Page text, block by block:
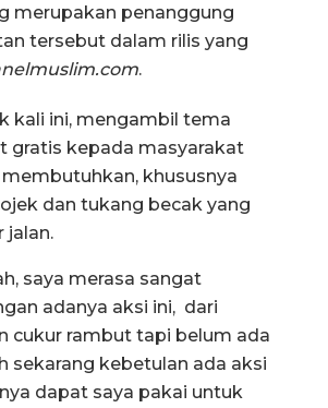
merupakan penanggung
tersebut dalam rilis yang
.
kali ini, mengambil tema
gratis kepada masyarakat
khususnya
dan tukang becak yang
jalan.
saya merasa sangat
adanya aksi ini, dari
cukur rambut tapi belum ada
sekarang kebetulan ada aksi
dapat saya pakai untuk